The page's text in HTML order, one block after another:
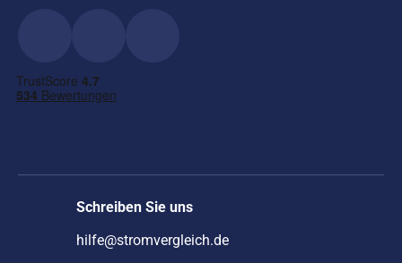
Schreiben Sie uns
hilfe@stromvergleich.de